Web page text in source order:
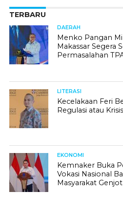
TERBARU
DAERAH
Menko Pangan
Makassar Segera
Permasalahan
LITERASI
Kecelakaan Feri
Regulasi atau
EKONOMI
Kemnaker Buka
Vokasi Nasional
Masyarakat